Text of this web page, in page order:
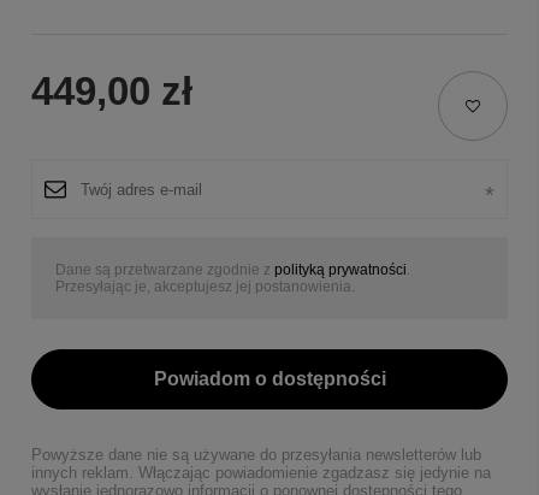
449,00 zł
Dane są przetwarzane zgodnie z polityką prywatności
Przesyłając je, akceptujesz jej postanowienia.
Powiadom o dostępności
Powyższe dane nie są używane do przesyłania newsletterów lub
innych reklam. Włączając powiadomienie zgadzasz się jedynie na
wysłanie jednorazowo informacji o ponownej dostępności tego